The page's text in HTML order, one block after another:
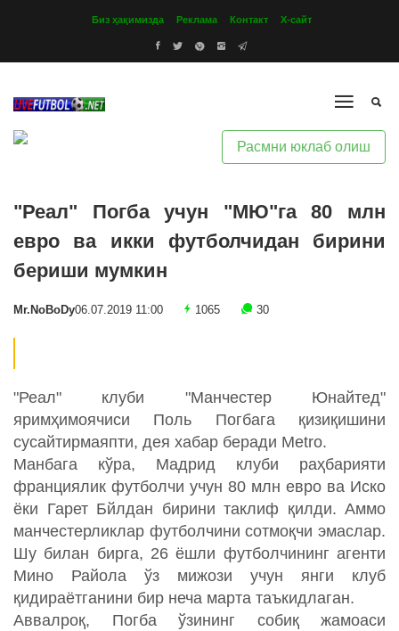
Биз ҳақимизда Реклама Контакт Х-сайт
Расмни юклаб олиш
"Реал" Погба учун "МЮ"га 80 млн
евро ва икки футболчидан бирини
бериши мумкин
Mr.NoBoDy06.07.2019 11:00 1065 30
"Реал" клуби "Манчестер Юнайтед"
яримҳимоячиси Поль Погбага қизиқишини
сусайтирмаяпти, дея хабар беради Metro.
Манбага кўра, Мадрид клуби раҳбарияти
франциялик футболчи учун 80 млн евро ва Иско
ёки Гарет Бйлдан бирини таклиф қилди. Аммо
манчестерликлар футболчини сотмоқчи эмаслар.
Шу билан бирга, 26 ёшли футболчининг агенти
Мино Райола ўз мижози учун янги клуб
қидираётганини бир неча марта таъкидлаган.
Аввалроқ, Погба ўзининг собиқ жамоаси